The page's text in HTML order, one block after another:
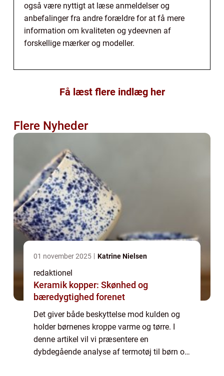
også være nyttigt at læse anmeldelser og
anbefalinger fra andre forældre for at få mere
information om kvaliteten og ydeevnen af
forskellige mærker og modeller.
Få læst flere indlæg her
Flere Nyheder
01 november 2025 Katrine Nielsen
redaktionel
Keramik kopper: Skønhed og
bæredygtighed forenet
Det giver både beskyttelse mod kulden og
holder børnenes kroppe varme og tørre. I
denne artikel vil vi præsentere en
dybdegående analyse af termotøj til børn og